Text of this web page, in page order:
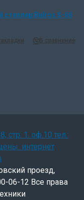
cтеплер Bulros S-66
В сравнение
проезд,
06-12 Все права